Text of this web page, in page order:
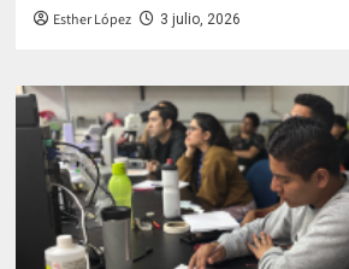
Esther López 3 julio, 2026